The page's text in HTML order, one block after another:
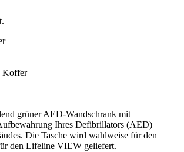
Koffer
grüner AED-Wandschrank mit
Ihres Defibrillators (AED)
Die Tasche wird wahlweise für den
den Lifeline VIEW geliefert.